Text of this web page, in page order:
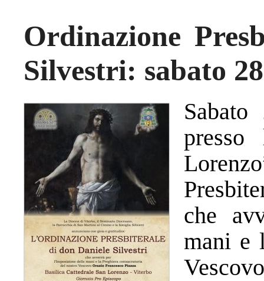
Ordinazione
Silvestri: sabato
presso
che
mani e